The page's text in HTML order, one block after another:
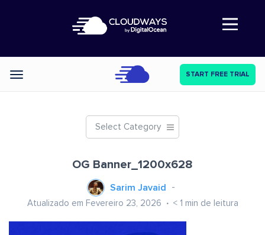
Abre a navegação
Categories START FREE TRIAL
Select Category
OG Banner_1200x628
Sarim Javaid
Atualizado em Fevereiro 23, 2026 < 1 min de leitura